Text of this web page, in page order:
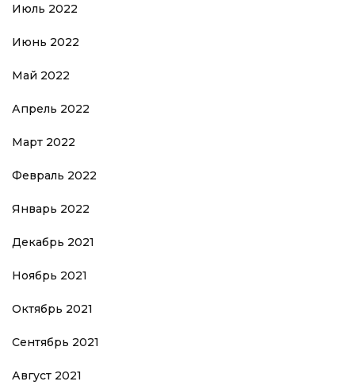
Июль 2022
Июнь 2022
Май 2022
Апрель 2022
Март 2022
Февраль 2022
Январь 2022
Декабрь 2021
Ноябрь 2021
Октябрь 2021
Сентябрь 2021
Август 2021